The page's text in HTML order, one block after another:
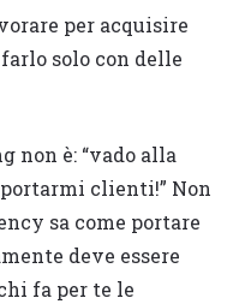
per acquisire
solo con delle
non è: “vado alla
clienti!” Non
sa come portare
deve essere
fa per te le